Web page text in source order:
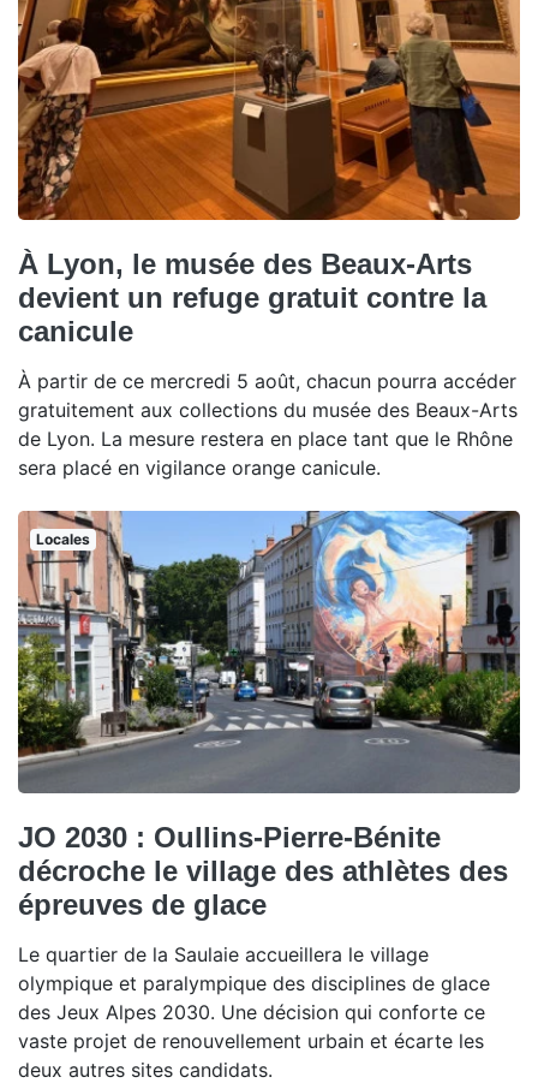
À Lyon, le musée des Beaux-Arts
devient un refuge gratuit contre la
canicule
À partir de ce mercredi 5 août, chacun pourra accéder
gratuitement aux collections du musée des Beaux-Arts
de Lyon. La mesure restera en place tant que le Rhône
sera placé en vigilance orange canicule.
Locales
JO 2030 : Oullins-Pierre-Bénite
décroche le village des athlètes des
épreuves de glace
Le quartier de la Saulaie accueillera le village
olympique et paralympique des disciplines de glace
des Jeux Alpes 2030. Une décision qui conforte ce
vaste projet de renouvellement urbain et écarte les
deux autres sites candidats.